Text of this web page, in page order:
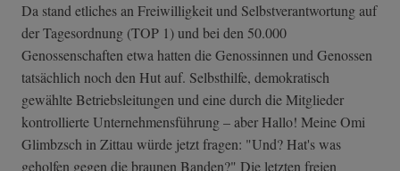
Da stand etliches an Freiwilligkeit und Selbstverantwortung auf
der Tagesordnung (TOP 1) und bei den 50.000
Genossenschaften etwa hatten die Genossinnen und Genossen
tatsächlich noch den Hut auf. Selbsthilfe, demokratisch
gewählte Betriebsleitungen und eine durch die Mitglieder
kontrollierte Unternehmensführung – aber Hallo! Meine Omi
Glimbzsch in Zittau würde jetzt fragen: "Und? Hat's was
geholfen gegen die braunen Banden?" Die letzten freien